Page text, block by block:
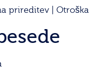
prireditev |